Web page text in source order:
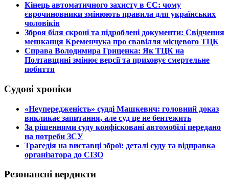
​Кінець автоматичного захисту в ЄС: чому
єврочиновники змінюють правила для українських
чоловіків
​Зброя біля скроні та підроблені документи: Свідчення
мешканця Кременчука про свавілля місцевого ТЦК
​Справа Володимира Гриценка: Як ТЦК на
Полтавщині змінює версії та приховує смертельне
побиття
Судові хроніки
​«Неупередженість» судді Машкевич: головний доказ
викликає запитання, але суд це не бентежить
​За рішеннями суду конфісковані автомобілі передано
на потреби ЗСУ
​Трагедія на виставці зброї: деталі суду та відправка
організатора до СІЗО
Резонансні вердикти